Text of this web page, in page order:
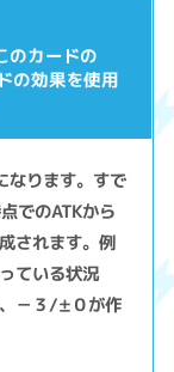
のカードの
の効果を使用
なります。すで
でのATKから
されます。例
ている状況
－３/±０が作